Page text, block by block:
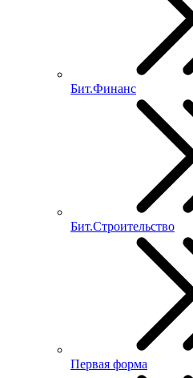
Бит.Финанс
Бит.Строительство
Первая форма